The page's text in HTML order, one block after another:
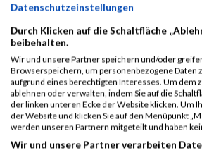
1635
Alexander
1684
Nils
1682
Kai Van
1651
Markus
1652
Helmut
Rang: 33.
Datenschutzeinstellungen
Durch Klicken auf die Schaltfläche
beibehalten.
Wir und unsere Partner speichern und/oder
Browserspeichern, um personenbezogene
aufgrund eines berechtigten Interesses. Um dem
ablehnen oder verwalten, indem Sie auf die
der linken unteren Ecke der Website klicken. Um
der Website und klicken Sie auf den Menüpunkt
werden unseren Partnern mitgeteilt und haben
Wir und unsere Partner verarbeiten